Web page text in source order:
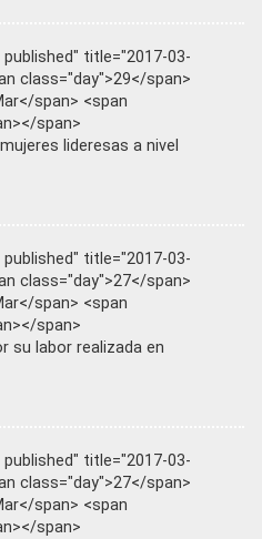
title="2017-03-
class="day">29</span>
span> <span
span>
lideresas a nivel
title="2017-03-
class="day">27</span>
span> <span
span>
su labor realizada en
title="2017-03-
class="day">27</span>
span> <span
span>